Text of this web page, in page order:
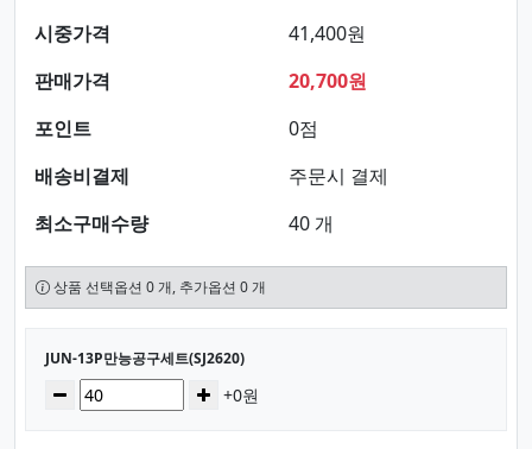
시중가격
41,400원
판매가격
20,700원
포인트
0점
배송비결제
주문시 결제
최소구매수량
40 개
상품 선택옵션 0 개, 추가옵션 0 개
선택된 옵션
JUN-13P만능공구세트(SJ2620)
수량감소 증가+0원